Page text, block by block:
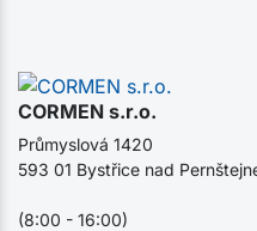
CORMEN s.r.o.
Průmyslová 1420
593 01 Bystřice nad
(8:00 - 16:00)